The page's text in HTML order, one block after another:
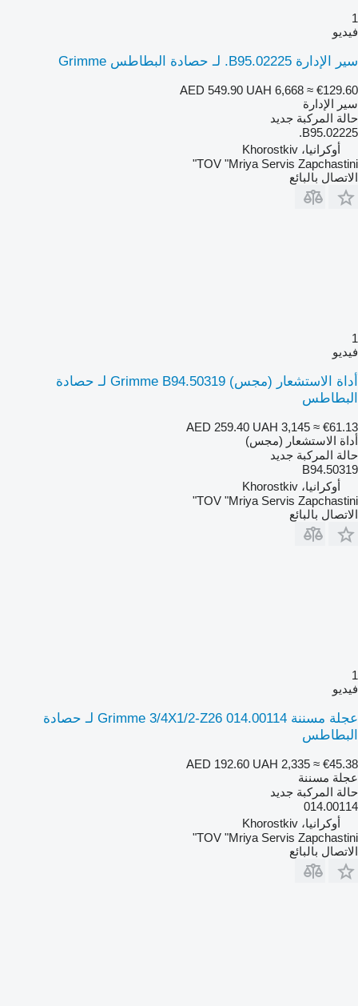
1
فيديو
سير الإدارة B95.02225. لـ حصادة البطاطس Grimme
AED 549.90 UAH 6,668 ≈ €129.60
سير الإدارة
حالة المركبة جديد
B95.02225.
أوكرانيا، Khorostkiv
TOV "Mriya Servis Zapchastini"
الاتصال بالبائع
1
فيديو
أداة الاستشعار (مجس) Grimme B94.50319 لـ حصادة
البطاطس
AED 259.40 UAH 3,145 ≈ €61.13
أداة الاستشعار (مجس)
حالة المركبة جديد
B94.50319
أوكرانيا، Khorostkiv
TOV "Mriya Servis Zapchastini"
الاتصال بالبائع
1
فيديو
عجلة مسننة Grimme 3/4X1/2-Z26 014.00114 لـ حصادة
البطاطس
AED 192.60 UAH 2,335 ≈ €45.38
عجلة مسننة
حالة المركبة جديد
014.00114
أوكرانيا، Khorostkiv
TOV "Mriya Servis Zapchastini"
الاتصال بالبائع